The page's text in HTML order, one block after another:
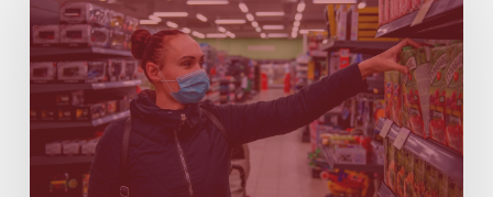
稿：
卑
詩
省
零